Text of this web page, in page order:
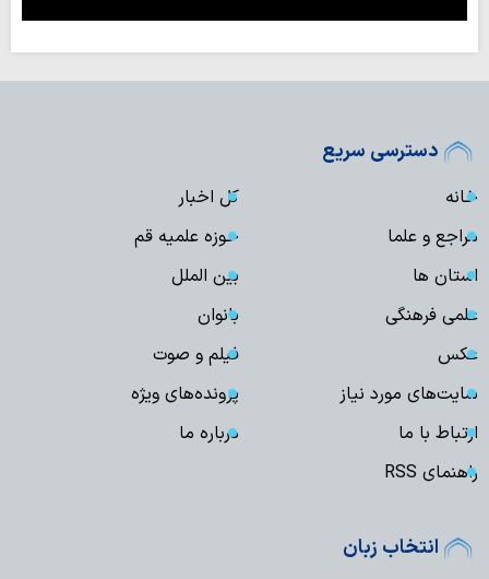
دسترسی سریع
خانه
کل اخبار
مراجع و علما
حوزه علمیه قم
استان ها
بین الملل
علمی فرهنگی
بانوان
عکس
فیلم و صوت
سایت‌های مورد نیاز
پرونده‌های ویژه
ارتباط با ما
درباره ما
راهنمای RSS
انتخاب زبان